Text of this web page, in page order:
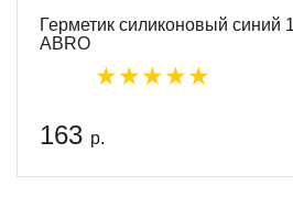
Герметик силиконовый синий
ABRO
163 р.